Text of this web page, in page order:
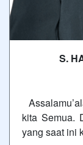
S.
kita Semua.
yang saat ini